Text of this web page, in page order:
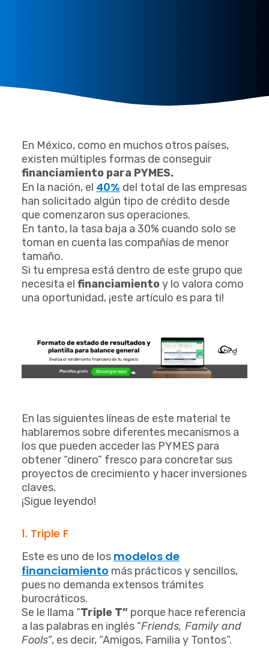
En México, como en muchos otros países,
existen múltiples formas de conseguir
financiamiento para PYMES.
En la nación, el 40% del total de las empresas
han solicitado algún tipo de crédito desde
que comenzaron sus operaciones.
En tanto, la tasa baja a 30% cuando solo se
toman en cuenta las compañías de menor
tamaño.
Si tu empresa está dentro de este grupo que
necesita el financiamientoy lo valora como
una oportunidad, ¡este artículo es para ti!
En las siguientes líneas de este material te
hablaremos sobre diferentes mecanismos a
los que pueden acceder las PYMES para
obtener “dinero” fresco para concretar sus
proyectos de crecimiento y hacer inversiones
claves.
¡Sigue leyendo!
1. Triple F
Este es uno de los modelos de
financiamiento más prácticos y sencillos,
pues no demanda extensos trámites
burocráticos.
Se le llama “Triple T” porque hace referencia
a las palabras en inglés “Friends, Family and
Fools”, es decir, “Amigos, Familia y Tontos”.